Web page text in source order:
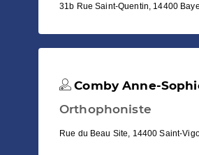
31b Rue Saint-Quentin, 14400
Comby Anne-
Orthophoniste
Rue du Beau Site, 14400 Saint-